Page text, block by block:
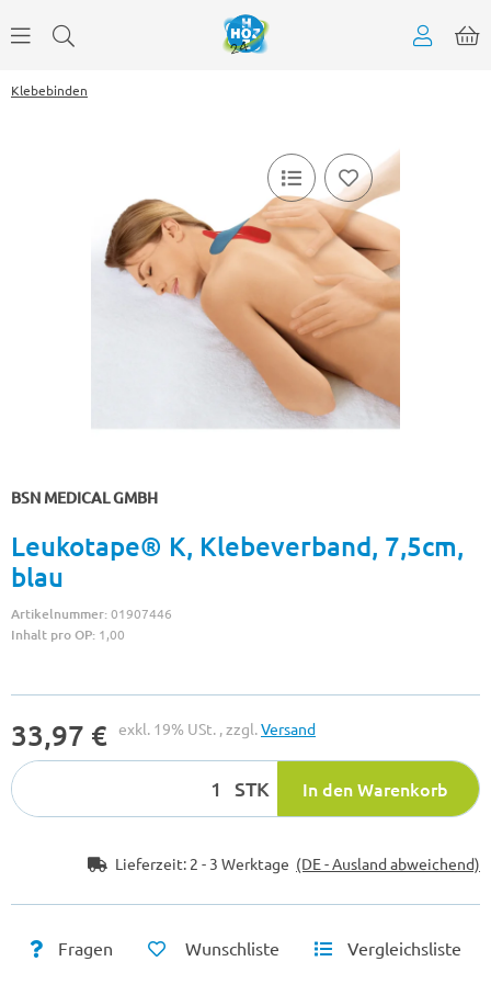
Klebebinden
BSN MEDICAL GMBH
Leukotape® K, Klebeverband, 7,5cm,
blau
Artikelnummer:01907446
Inhalt pro OP: 1,00
33,97 € exkl. 19% USt. , zzgl.Versand
STK In den Warenkorb
Lieferzeit: 2 - 3 Werktage (DE - Ausland abweichend)
Fragen Wunschliste Vergleichsliste